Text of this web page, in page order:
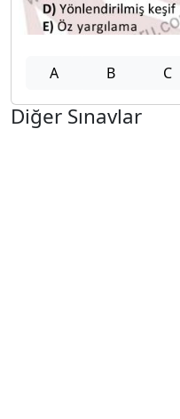
A B C
Diğer Sınavlar